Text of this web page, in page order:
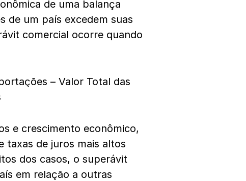
de uma balança
de um país excedem suas
comercial ocorre quando
– Valor Total das
e crescimento econômico,
taxas de juros mais altos
dos casos, o superávit
em relação a outras